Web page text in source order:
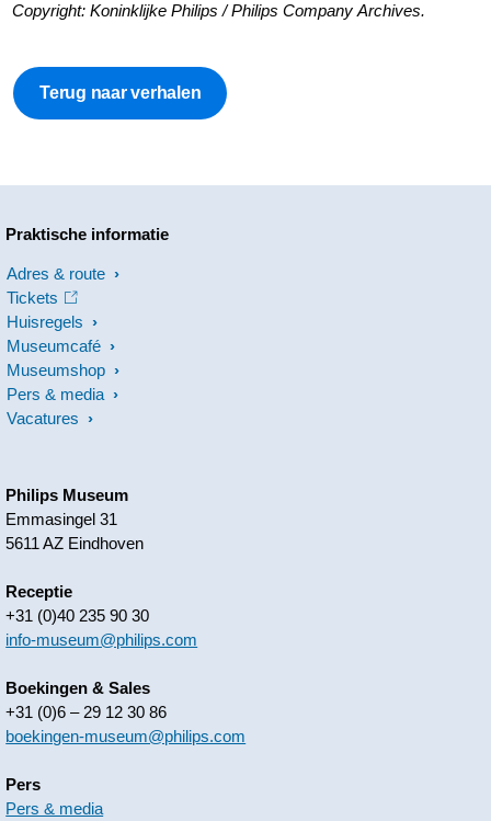
Copyright: Koninklijke Philips / Philips Company Archives.
Terug naar verhalen
Praktische informatie
Adres & route
Tickets
Huisregels
Museumcafé
Museumshop
Pers & media
Vacatures
Philips Museum
Emmasingel 31
5611 AZ Eindhoven
Receptie
+31 (0)40 235 90 30
info-museum@philips.com
Boekingen & Sales
+31 (0)6 – 29 12 30 86
boekingen-museum@philips.com
Pers
Pers & media